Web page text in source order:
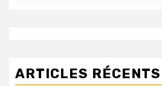
ARTICLES RÉCENTS